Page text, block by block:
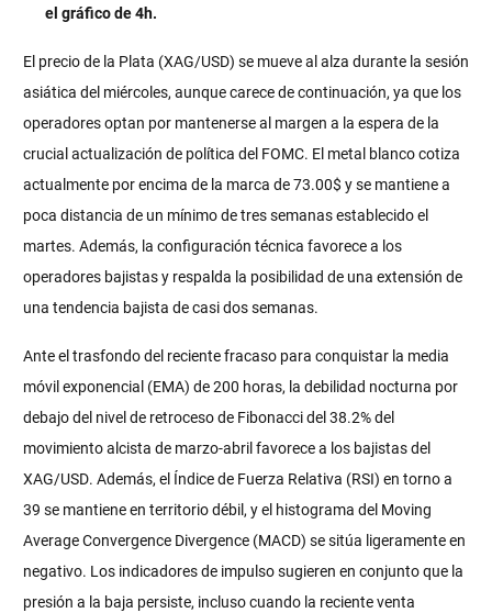
el gráfico de 4h.
El precio de la Plata (XAG/USD) se mueve al alza durante la sesión
asiática del miércoles, aunque carece de continuación, ya que los
operadores optan por mantenerse al margen a la espera de la
crucial actualización de política del FOMC. El metal blanco cotiza
actualmente por encima de la marca de 73.00$ y se mantiene a
poca distancia de un mínimo de tres semanas establecido el
martes. Además, la configuración técnica favorece a los
operadores bajistas y respalda la posibilidad de una extensión de
una tendencia bajista de casi dos semanas.
Ante el trasfondo del reciente fracaso para conquistar la media
móvil exponencial (EMA) de 200 horas, la debilidad nocturna por
debajo del nivel de retroceso de Fibonacci del 38.2% del
movimiento alcista de marzo-abril favorece a los bajistas del
XAG/USD. Además, el Índice de Fuerza Relativa (RSI) en torno a
39 se mantiene en territorio débil, y el histograma del Moving
Average Convergence Divergence (MACD) se sitúa ligeramente en
negativo. Los indicadores de impulso sugieren en conjunto que la
presión a la baja persiste, incluso cuando la reciente venta